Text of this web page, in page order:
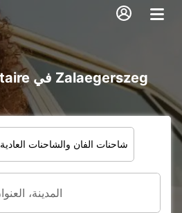
تأجير voiture و utilitaire في Zalaegerszeg
شاحنات الفان والشاحنات العادية